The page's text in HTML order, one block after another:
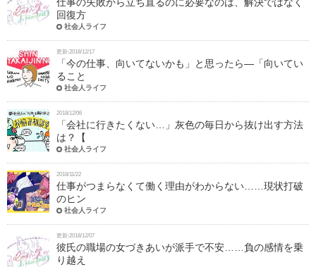
回復方
社会人ライフ
更新:2018/12/17
「今の仕事、向いてないかも」と思ったら―「向いてい
ること
社会人ライフ
2018/12/06
「会社に行きたくない…」灰色の毎日から抜け出す方法
は？【
社会人ライフ
2018/11/22
仕事がつまらなくて働く理由がわからない……現状打破
のヒン
社会人ライフ
更新:2018/12/07
彼氏の職場の女づきあいが派手で不安……負の感情を乗
り越え